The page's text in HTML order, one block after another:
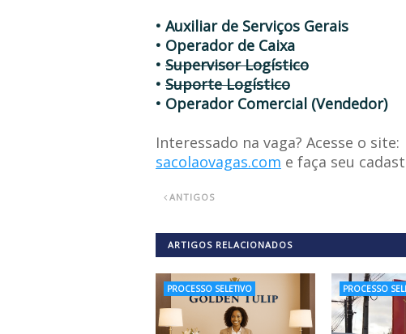
• Auxiliar de Serviços Gerais
• Operador de Caixa
• Supervisor Logístico
• Suporte Logístico
• Operador Comercial (Vendedor)
Interessado na vaga? Acesse o site:
sacolaovagas.com e faça seu
ANTIGOS
ARTIGOS RELACIONADOS
PROCESSO SELETIVO PROCESSO